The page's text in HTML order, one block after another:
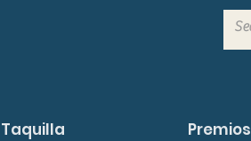
Premios